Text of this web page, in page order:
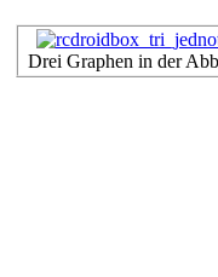
Drei Graphen in der